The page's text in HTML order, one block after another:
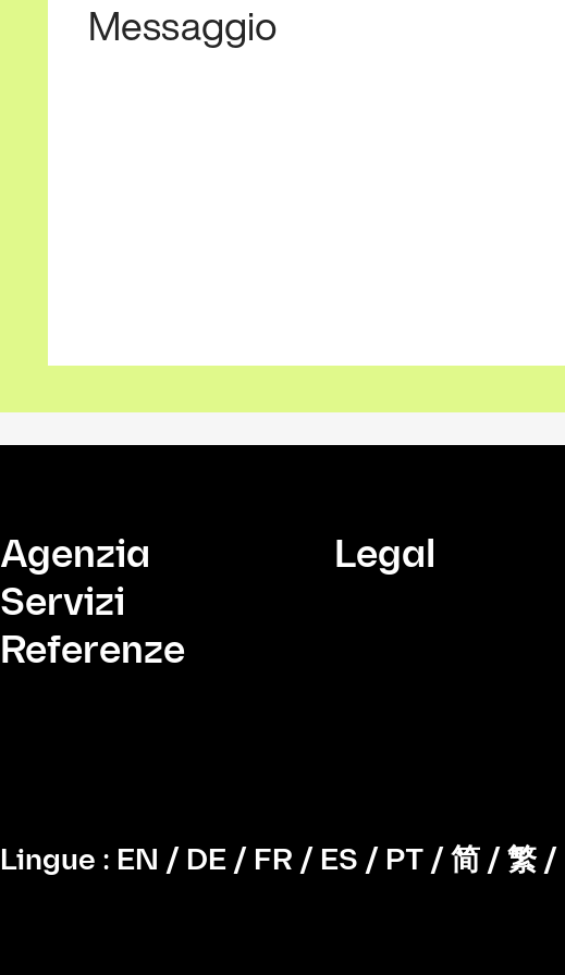
Agenzia
Servizi
Referenze
Legal
Lingue : EN / DE / FR / ES / PT / 简 / 繁 /